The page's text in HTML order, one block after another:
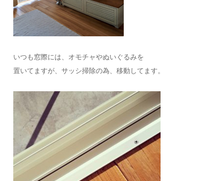
いつも窓際には、オモチャやぬいぐるみを
置いてますが、サッシ掃除の為、移動してます。